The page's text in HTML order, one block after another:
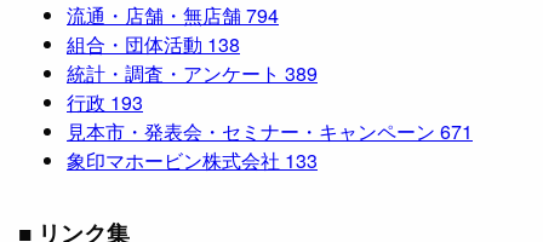
流通・店舗・無店舗794
組合・団体活動 138
統計・調査・アンケート 389
行政 193
見本市・発表会・セミナー・キャンペーン 671
象印マホービン株式会社 133
■ リンク集